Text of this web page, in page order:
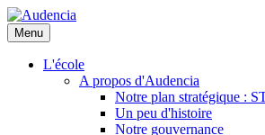
Aller
au
contenu
principal
Menu
L'école
A propos d'Audencia
Notre plan stratégique :
Un peu d'histoire
Notre gouvernance